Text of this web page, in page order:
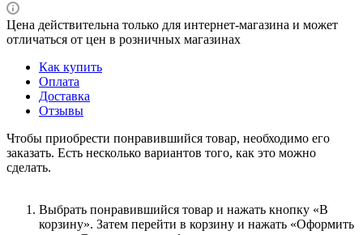
Цена действительна только для интернет-магазина и может
отличаться от цен в розничных магазинах
Как купить
Оплата
Доставка
Отзывы
Чтобы приобрести понравившийся товар, необходимо его
заказать. Есть несколько вариантов того, как это можно
сделать.
Выбрать понравившийся товар и нажать кнопку «В
корзину». Затем перейти в корзину и нажать «Оформить